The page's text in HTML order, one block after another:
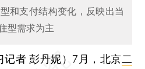
和支付结构变化，反映出当
型需求为主
记者 彭丹妮） 7月，北京二